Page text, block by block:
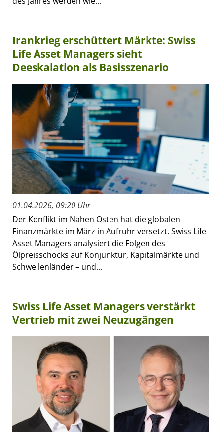
Irankrieg erschüttert Märkte: Swiss
Life Asset Managers sieht
Deeskalation als Basisszenario
01.04.2026, 09:20 Uhr
Der Konflikt im Nahen Osten hat die globalen
Finanzmärkte im März in Aufruhr versetzt. Swiss Life
Asset Managers analysiert die Folgen des
Ölpreisschocks auf Konjunktur, Kapitalmärkte und
Schwellenländer – und...
Swiss Life Asset Managers verstärkt
Vertrieb mit zwei Neuzugängen